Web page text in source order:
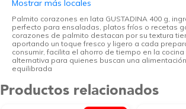
Mostrar más locales
Palmito corazones en lata GUSTADINA 400 g,
perfecto para ensaladas, platos fríos o recetas
corazones de palmito destacan por su textura
aportando un toque fresco y ligero a cada
consumir, facilita el ahorro de tiempo en la
alternativa para quienes buscan una
equilibrada
Productos relacionados